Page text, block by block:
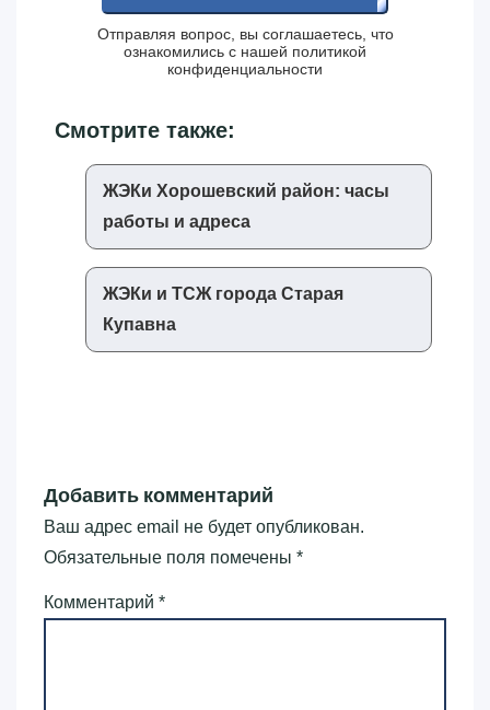
Отправляя вопрос, вы соглашаетесь, что
ознакомились с нашей политикой
конфиденциальности
Смотрите также:
ЖЭКи Хорошевский район: часы
работы и адреса
ЖЭКи и ТСЖ города Старая
Купавна
Добавить комментарий
Ваш адрес email не будет опубликован.
Обязательные поля помечены *
Комментарий *